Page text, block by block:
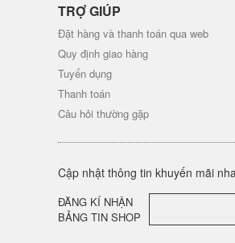
TRỢ GIÚP
Đặt hàng và thanh toán qua web
Quy định giao hàng
Tuyển dụng
Thanh toán
Câu hỏi thường gặp
Cập nhật thông tin khuyến mãi
ĐĂNG KÍ NHẬN
BẢNG TIN SHOP